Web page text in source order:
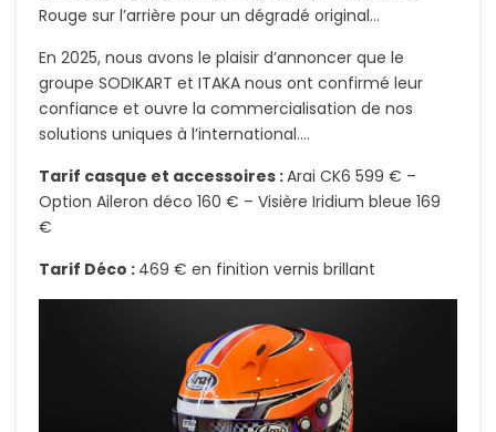
Rouge sur l’arrière pour un dégradé original…
En 2025, nous avons le plaisir d’annoncer que le
groupe SODIKART et ITAKA nous ont confirmé leur
confiance et ouvre la commercialisation de nos
solutions uniques à l’international….
Tarif casque et accessoires :Arai CK6 599 € –
Option Aileron déco 160 € – Visière Iridium bleue 169
€
Tarif Déco : 469 € en finition vernis brillant